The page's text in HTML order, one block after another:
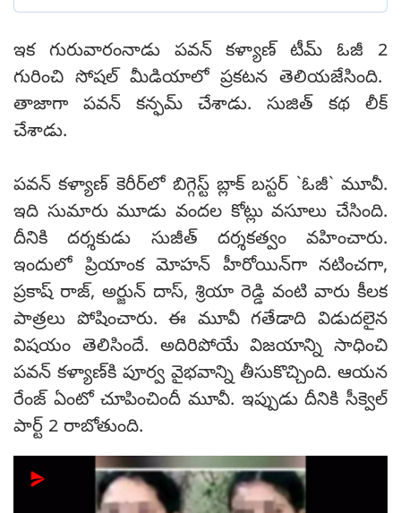
ఇక గురువారంనాడు పవన్ కళ్యాణ్ టీమ్ ఓజీ 2
గురించి సోషల్ మీడియాలో ప్రకటన తెలియజేసింది.
తాజాగా పవన్‌ కన్ఫమ్‌ చేశాడు. సుజిత్‌ కథ లీక్‌
చేశాడు.
పవన్‌ కళ్యాణ్‌ కెరీర్‌లో బిగ్గెస్ట్ బ్లాక్‌ బస్టర్‌ `ఓజీ` మూవీ.
ఇది సుమారు మూడు వందల కోట్లు వసూలు చేసింది.
దీనికి దర్శకుడు సుజీత్‌ దర్శకత్వం వహించారు.
ఇందులో ప్రియాంక మోహన్‌ హీరోయిన్‌గా నటించగా,
ప్రకాష్‌ రాజ్‌, అర్జున్‌ దాస్‌, శ్రియా రెడ్డి వంటి వారు కీలక
పాత్రలు పోషించారు. ఈ మూవీ గతేడాది విడుదలైన
విషయం తెలిసిందే. అదిరిపోయే విజయాన్ని సాధించి
పవన్‌ కళ్యాణ్‌కి పూర్వ వైభవాన్ని తీసుకొచ్చింది. ఆయన
రేంజ్‌ ఏంటో చూపించిందీ మూవీ. ఇప్పుడు దీనికి సీక్వెల్‌
పార్ట్ 2 రాబోతుంది.